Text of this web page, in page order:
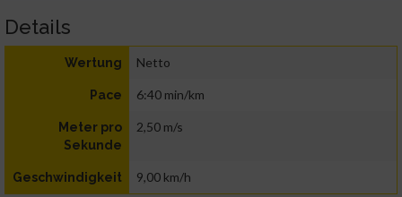
Details
Wertung Netto
Pace 6:40 min/km
Meter pro
Sekunde
2,50 m/s
Geschwindigkeit 9,00 km/h